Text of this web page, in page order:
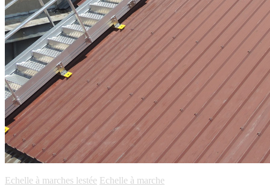
Echelle à marches lestée Echelle à marche